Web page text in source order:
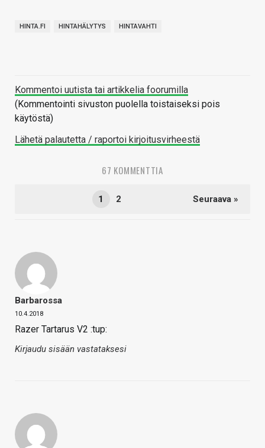
HINTA.FI HINTAHÄLYTYS HINTAVAHTI
Kommentoi uutista tai artikkelia foorumilla
(Kommentointi sivuston puolella toistaiseksi pois
käytöstä)
Lähetä palautetta / raportoi kirjoitusvirheestä
67 KOMMENTTIA
1 2 Seuraava »
Barbarossa
10.4.2018
Razer Tartarus V2 :tup:
Kirjaudu sisään vastataksesi